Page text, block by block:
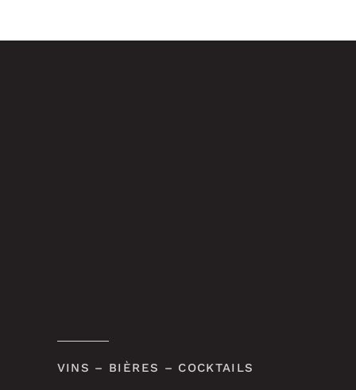
VINS – BIÈRES – COCKTAILS